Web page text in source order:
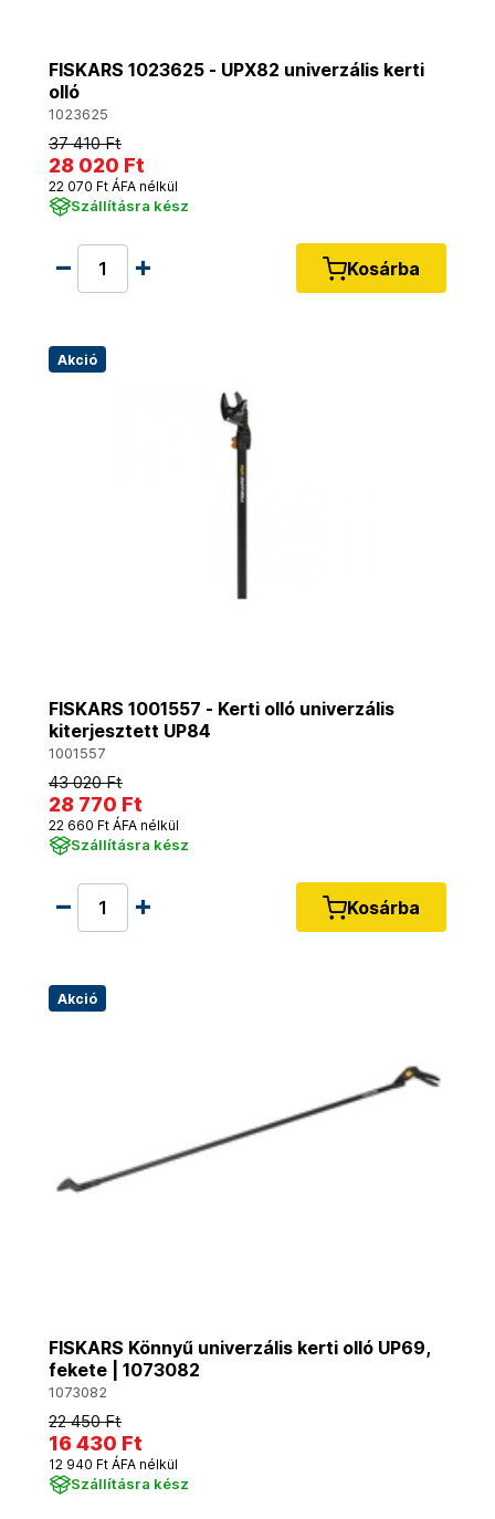
FISKARS 1023625 - UPX82 univerzális kerti
olló
1023625
37 410 Ft
28 020 Ft
22 070 Ft ÁFA nélkül
Szállításra kész
Kosárba
Akció
FISKARS 1001557 - Kerti olló univerzális
kiterjesztett UP84
1001557
43 020 Ft
28 770 Ft
22 660 Ft ÁFA nélkül
Szállításra kész
Kosárba
Akció
FISKARS Könnyű univerzális kerti olló UP69,
fekete | 1073082
1073082
22 450 Ft
16 430 Ft
12 940 Ft ÁFA nélkül
Szállításra kész